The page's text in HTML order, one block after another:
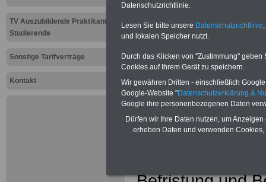
TV Auszubildende Praktikanten
Studierende
Sonstige Tarifverträge
Kontakt
TV
(TVöD/
TVöD-E: §
des
ohne
Datenschutzrichtlinie.
Lesen Sie bitte unsere Datenschutzrichtlinie
und lokalen Speicher nutzt.
Durch das Klicken von "Zustimmung"
Cookies auf Ihrem Gerät zu speichern.
Wir gewähren Dritten - einschließlich
Google-Website "Datenschutzerklärung &
Google ihre personenbezogenen Daten
Dürfen wir Ihre Daten nutzen, um
erheben Daten und verwenden